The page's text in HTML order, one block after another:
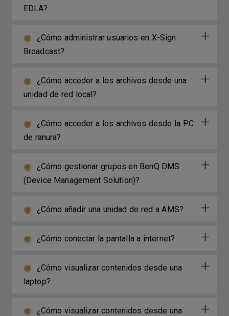
EDLA?
¿Cómo administrar usuarios en X-Sign
Broadcast?
¿Cómo acceder a los archivos desde una
unidad de red local?
¿Cómo acceder a los archivos desde la PC
de ranura?
¿Cómo gestionar grupos en BenQ DMS
(Device Management Solution)?
¿Cómo añadir una unidad de red a AMS?
¿Cómo conectar la pantalla a internet?
¿Cómo visualizar contenidos desde una
laptop?
¿Cómo visualizar contenidos desde una